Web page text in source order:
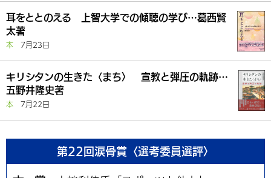
耳をととのえる 上智大学での傾聴の学び…葛西賢
太著
本 7月23日
キリシタンの生きた〈まち〉 宣教と弾圧の軌跡…
五野井隆史著
本 7月22日
第22回涙骨賞〈選考委員選評〉